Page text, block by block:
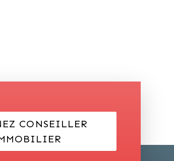
CONSEILLER